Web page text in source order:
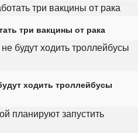
три вакцины от рака
ходить троллейбусы